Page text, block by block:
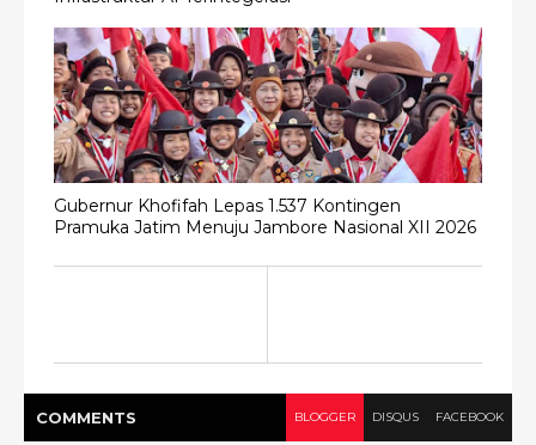
Gubernur Khofifah Lepas 1.537 Kontingen
Pramuka Jatim Menuju Jambore Nasional XII 2026
COMMENTS BLOGGER DISQUS FACEBOOK